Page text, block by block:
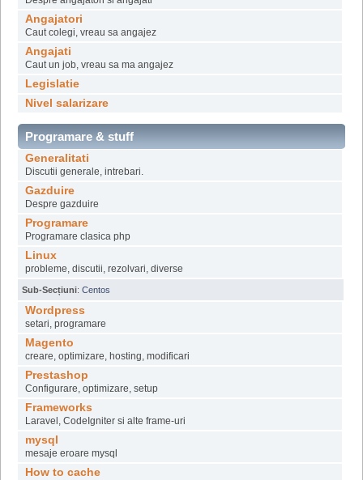
Angajatori
Caut colegi, vreau sa angajez
Angajati
Caut un job, vreau sa ma angajez
Legislatie
Nivel salarizare
Programare & stuff
Generalitati
Discutii generale, intrebari.
Gazduire
Despre gazduire
Programare
Programare clasica php
Linux
probleme, discutii, rezolvari, diverse
Sub-Secțiuni: Centos
Wordpress
setari, programare
Magento
creare, optimizare, hosting, modificari
Prestashop
Configurare, optimizare, setup
Frameworks
Laravel, CodeIgniter si alte frame-uri
mysql
mesaje eroare mysql
How to cache